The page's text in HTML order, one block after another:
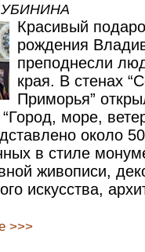
Красивый
рождения
преподнесли
края. В стенах
Приморья”
море,
около
в стиле
живописи,
искусства,
>>>